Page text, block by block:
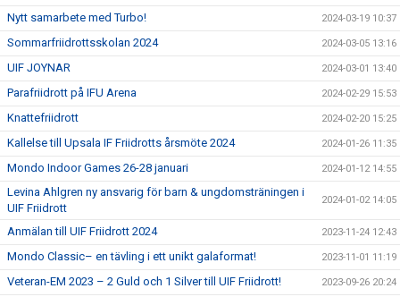
Nytt samarbete med Turbo! 2024-03-19 10:37
Sommarfriidrottsskolan 2024 2024-03-05 13:16
UIF JOYNAR 2024-03-01 13:40
Parafriidrott på IFU Arena 2024-02-29 15:53
Knattefriidrott 2024-02-20 15:25
Kallelse till Upsala IF Friidrotts årsmöte 2024 2024-01-26 11:35
Mondo Indoor Games 26-28 januari 2024-01-12 14:55
Levina Ahlgren ny ansvarig för barn & ungdomsträningen i
UIF Friidrott
2024-01-02 14:05
Anmälan till UIF Friidrott 2024 2023-11-24 12:43
Mondo Classic– en tävling i ett unikt galaformat! 2023-11-01 11:19
Veteran-EM 2023 – 2 Guld och 1 Silver till UIF Friidrott! 2023-09-26 20:24